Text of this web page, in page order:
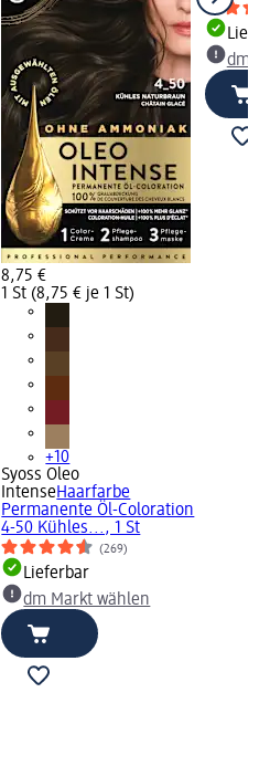
8,75 €
1 St (8,75 € je 1 St)
+10
Syoss Oleo
IntenseHaarfarbe
Permanente Öl-Coloration
4-50 Kühles..., 1 St
(269)
Lieferbar
dm Markt wählen
dm